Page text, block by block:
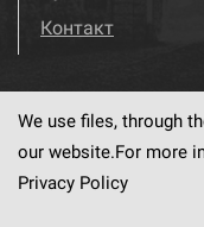
Контакт
Visit us! Facebook
We use files, through
our website.For more
Privacy Policy